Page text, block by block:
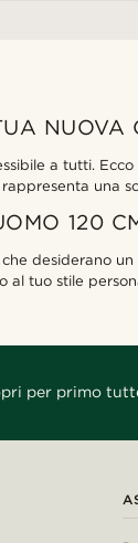
NUOVA
a tutti.
120
desiderano
tuo stile
per primo